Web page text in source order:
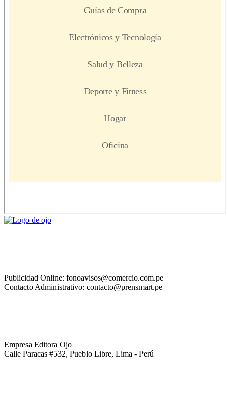
Publicidad Online: fonoavisos@comercio.com.pe
Contacto Administrativo: contacto@prensmart.pe
Empresa Editora Ojo
Calle Paracas #532, Pueblo Libre, Lima - Perú